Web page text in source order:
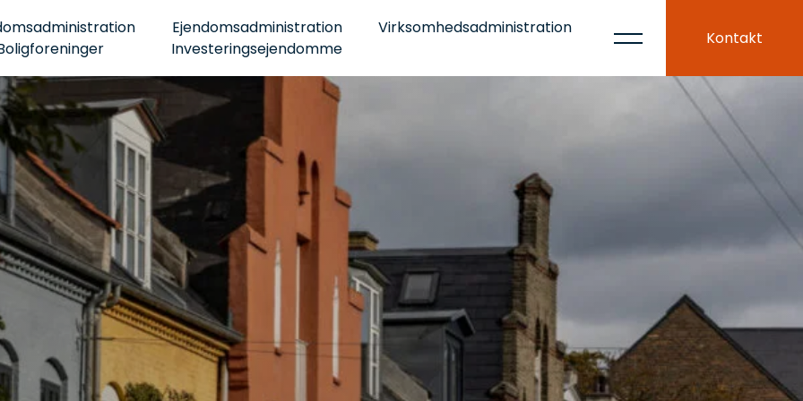
Ejendomsadministration
Investeringsejendomme
Virksomhedsadministration
Kontakt